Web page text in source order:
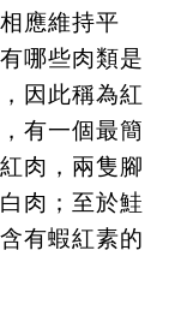
應維持平
哪些肉類是
因此稱為紅
有一個最簡
肉，兩隻腳
肉；至於鮭
有蝦紅素的